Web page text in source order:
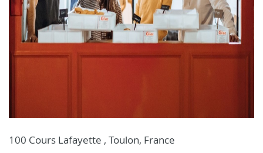
100 Cours Lafayette , Toulon, France